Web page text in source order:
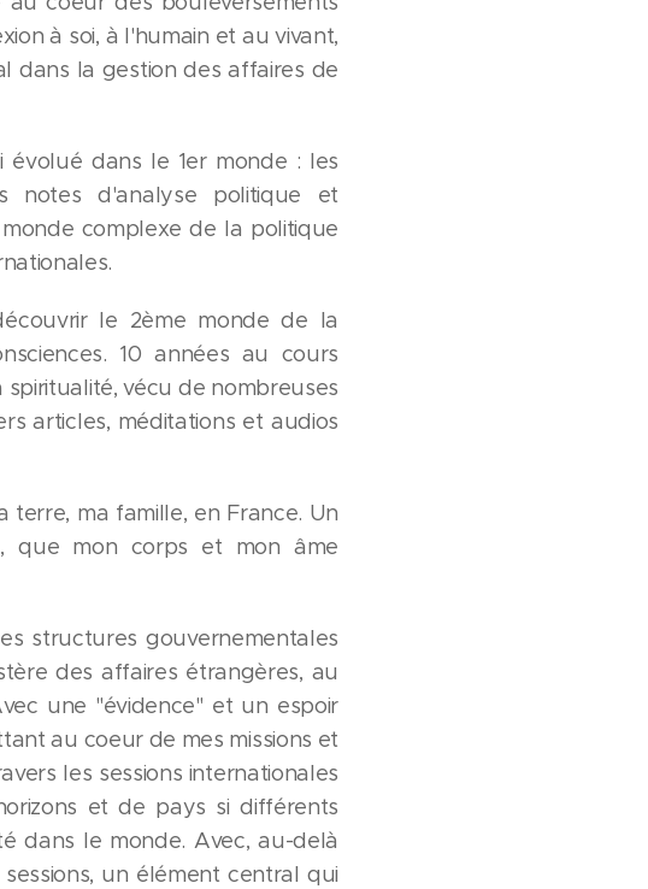
à soi, à l'humain et au vivant,
dans la gestion des affaires de
évolué dans le 1er monde : les
notes d'analyse politique et
complexe de la politique
le 2ème monde de la
10 années au cours
vécu de nombreuses
articles, méditations et audios
terre, ma famille, en France. Un
que mon corps et mon âme
structures gouvernementales
des affaires étrangères, au
une "évidence" et un espoir
au coeur de mes missions et
les sessions internationales
et de pays si différents
dans le monde. Avec, au-delà
un élément central qui